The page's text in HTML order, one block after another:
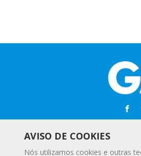
AVISO DE COOKIES
Nós utilizamos cookies e outras